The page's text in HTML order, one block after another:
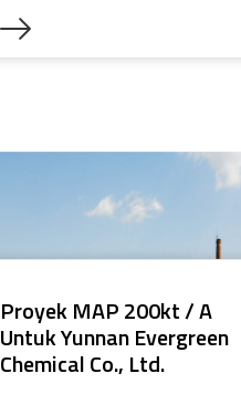
Proyek MAP 200kt / A
Untuk Yunnan Evergreen
Chemical Co., Ltd.